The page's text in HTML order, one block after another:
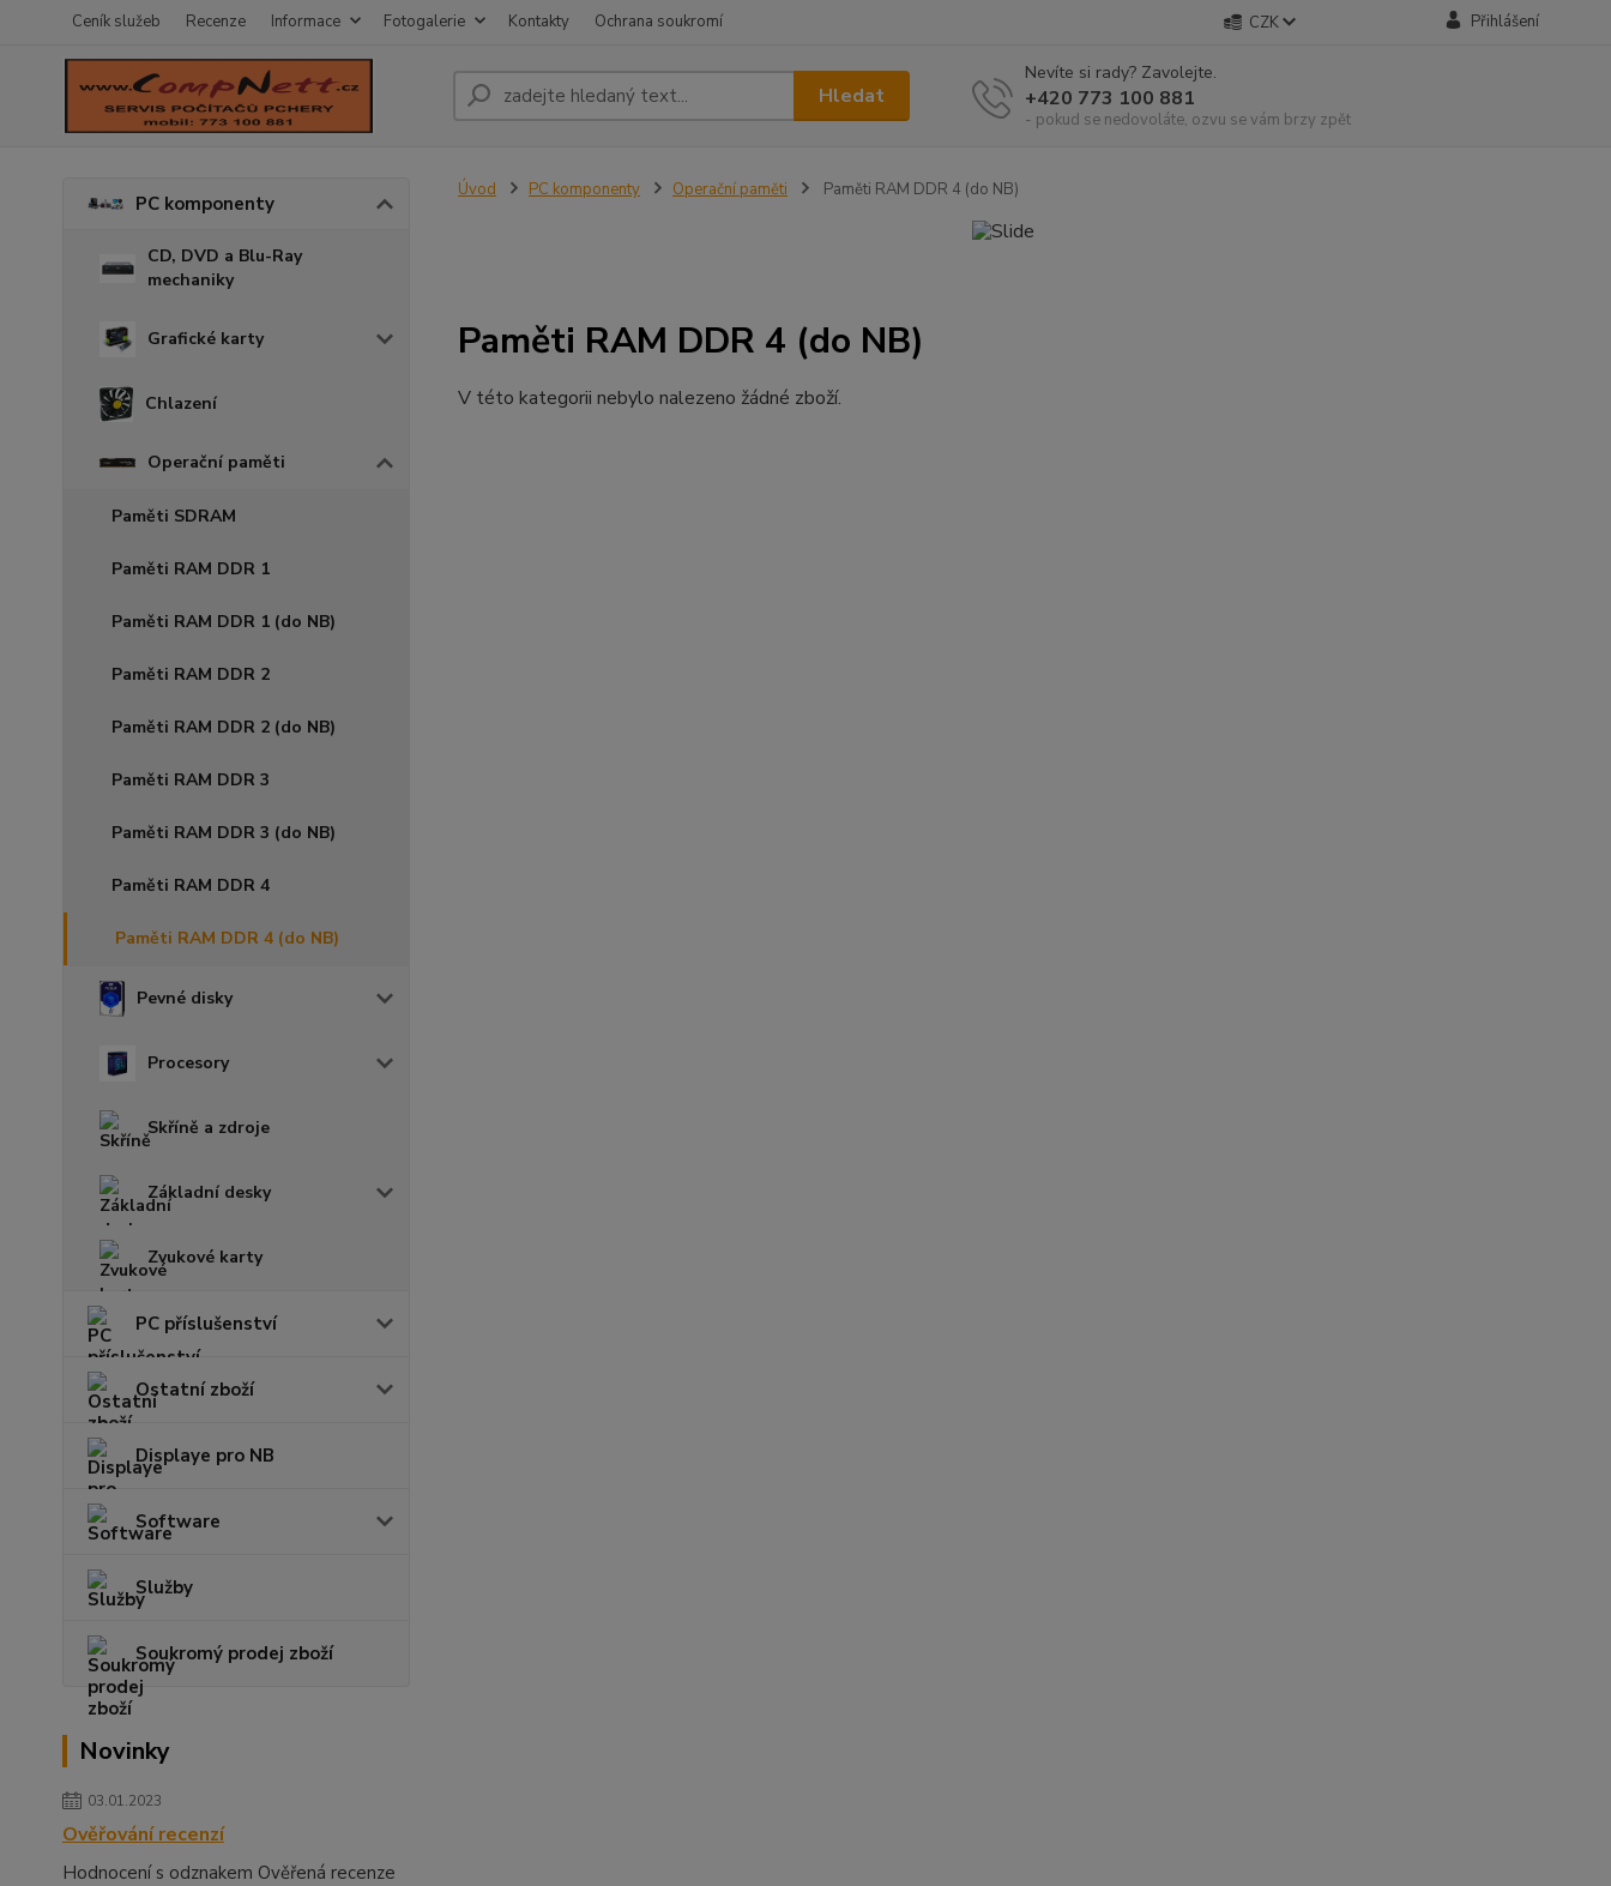
Ceník služeb Recenze Informace Fotogalerie Kontakty Ochrana soukromí CZK Přihlášení
Hledat
Nevíte si rady? Zavolejte.
+420 773 100 881
- pokud se nedovoláte, ozvu se vám brzy zpět
PC komponenty
CD, DVD a Blu-Ray
mechaniky
Grafické karty
Chlazení
Operační paměti
Paměti SDRAM
Paměti RAM DDR 1
Paměti RAM DDR 1 (do NB)
Paměti RAM DDR 2
Paměti RAM DDR 2 (do NB)
Paměti RAM DDR 3
Paměti RAM DDR 3 (do NB)
Paměti RAM DDR 4
Paměti RAM DDR 4 (do NB)
Pevné disky
Procesory
Skříně a zdroje
Základní desky
Zvukové karty
PC příslušenství
Ostatní zboží
Displaye pro NB
Software
Služby
Soukromý prodej zboží
Novinky
03.01.2023
Ověřování recenzí
Hodnocení s odznakem Ověřená recenze
Úvod PC komponenty Operační paměti Paměti RAM DDR 4 (do NB)
Paměti RAM DDR 4 (do NB)
V této kategorii nebylo nalezeno žádné zboží.